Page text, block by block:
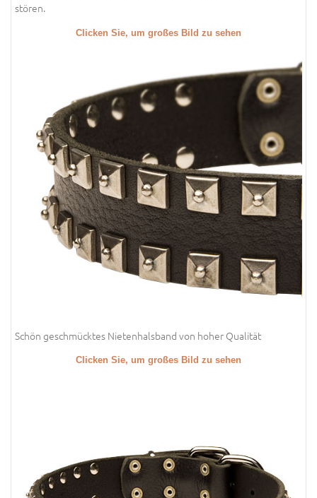
stören.
Clicken Sie, um großes Bild zu sehen
Schön geschmücktes Nietenhalsband von hoher Qualität
Clicken Sie, um großes Bild zu sehen